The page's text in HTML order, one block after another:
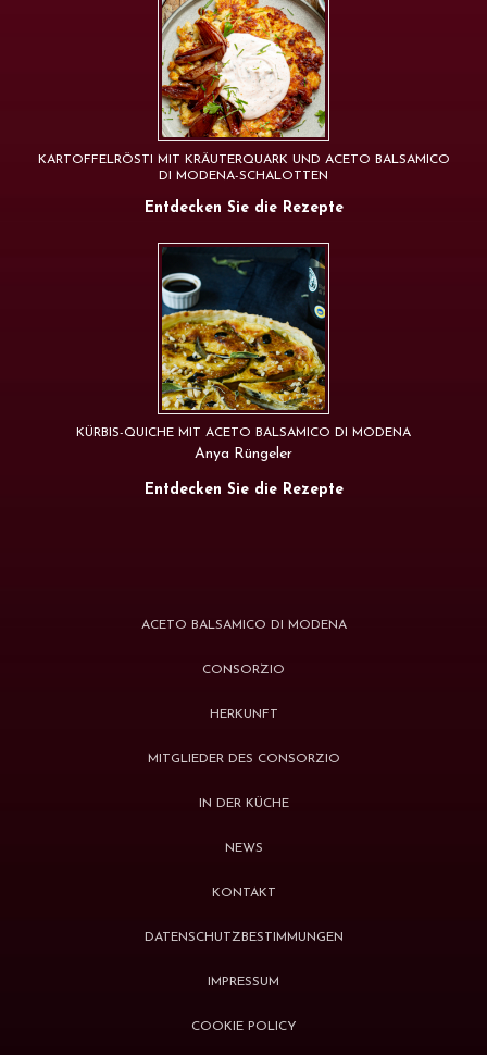
KARTOFFELRÖSTI MIT KRÄUTERQUARK UND ACETO BALSAMICO
DI MODENA-SCHALOTTEN
Entdecken Sie die Rezepte
KÜRBIS-QUICHE MIT ACETO BALSAMICO DI MODENA
Anya Rüngeler
Entdecken Sie die Rezepte
ACETO BALSAMICO DI MODENA
CONSORZIO
HERKUNFT
MITGLIEDER DES CONSORZIO
IN DER KÜCHE
NEWS
KONTAKT
DATENSCHUTZBESTIMMUNGEN
IMPRESSUM
COOKIE POLICY